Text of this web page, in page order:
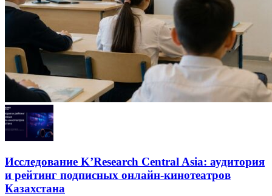
Исследование K’Research Central Asia: аудитория
и рейтинг подписных онлайн-кинотеатров
Казахстана